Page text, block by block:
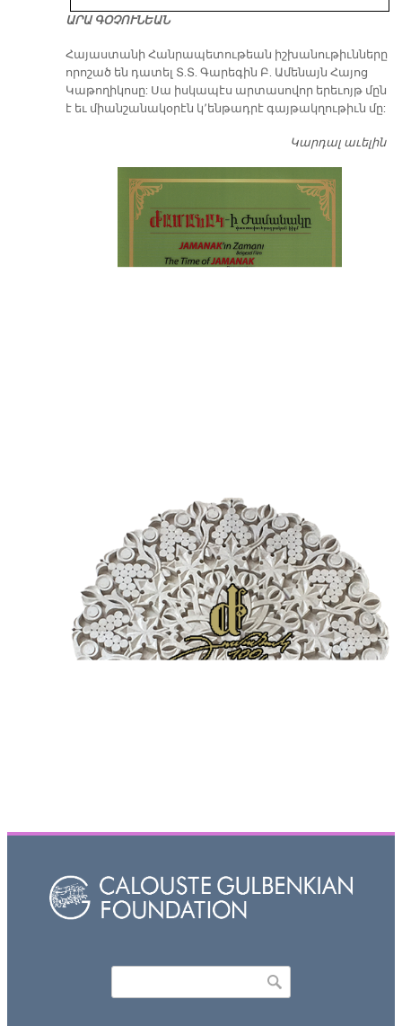
ԱՐԱ ԳՕՉՈՒՆԵԱՆ
​Հայաստանի Հանրապետութեան իշխանութիւնները
որոշած են դատել Տ.Տ. Գարեգին Բ. Ամենայն Հայոց
Կաթողիկոսը: Սա իսկապէս արտասովոր երեւոյթ մըն
է եւ միանշանակօրէն կ՚ենթադրէ գայթակղութիւն մը:
Կարդալ աւելին